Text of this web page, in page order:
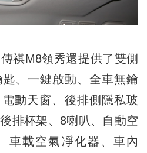
M8領秀還提供了雙側
、一鍵啟動、全車無鑰
動天窗、後排側隱私玻
排杯架、8喇叭、自動空
車載空氣凈化器、車內